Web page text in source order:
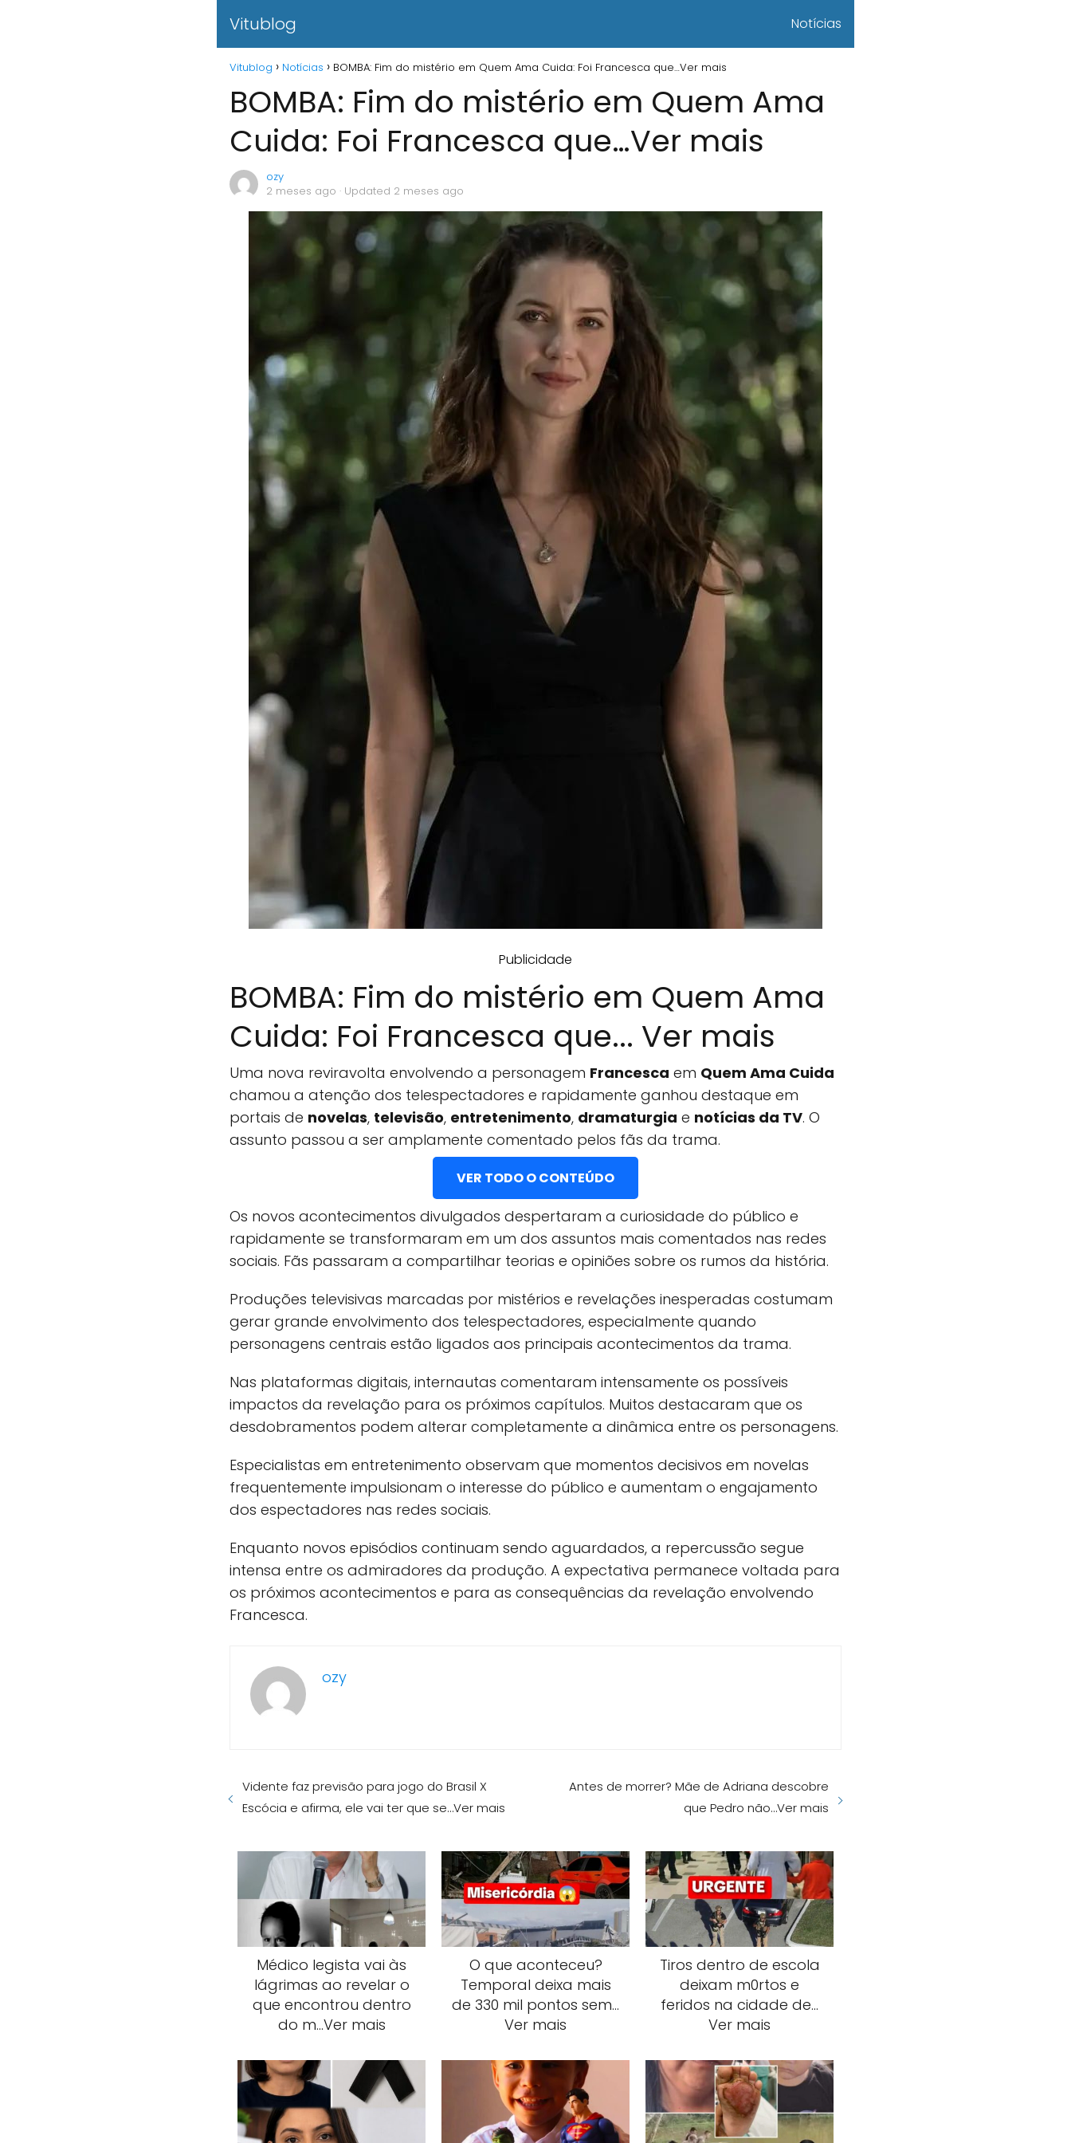
Vitublog Notícias
Vitublog Notícias BOMBA: Fim do mistério em Quem Ama Cuida: Foi Francesca que…Ver mais
BOMBA: Fim do mistério em Quem Ama
Cuida: Foi Francesca que…Ver mais
ozy
2 meses ago · Updated 2 meses ago
Publicidade
BOMBA: Fim do mistério em Quem Ama
Cuida: Foi Francesca que... Ver mais
Uma nova reviravolta envolvendo a personagem Francesca em Quem Ama Cuida
chamou a atenção dos telespectadores e rapidamente ganhou destaque em
portais de novelas, televisão, entretenimento, dramaturgia e notícias da TV. O
assunto passou a ser amplamente comentado pelos fãs da trama.
VER TODO O CONTEÚDO
Os novos acontecimentos divulgados despertaram a curiosidade do público e
rapidamente se transformaram em um dos assuntos mais comentados nas redes
sociais. Fãs passaram a compartilhar teorias e opiniões sobre os rumos da história.
Produções televisivas marcadas por mistérios e revelações inesperadas costumam
gerar grande envolvimento dos telespectadores, especialmente quando
personagens centrais estão ligados aos principais acontecimentos da trama.
Nas plataformas digitais, internautas comentaram intensamente os possíveis
impactos da revelação para os próximos capítulos. Muitos destacaram que os
desdobramentos podem alterar completamente a dinâmica entre os personagens.
Especialistas em entretenimento observam que momentos decisivos em novelas
frequentemente impulsionam o interesse do público e aumentam o engajamento
dos espectadores nas redes sociais.
Enquanto novos episódios continuam sendo aguardados, a repercussão segue
intensa entre os admiradores da produção. A expectativa permanece voltada para
os próximos acontecimentos e para as consequências da revelação envolvendo
Francesca.
ozy
Vidente faz previsão para jogo do Brasil X
Escócia e afirma, ele vai ter que se…Ver mais
Antes de morrer? Mãe de Adriana descobre
que Pedro não…Ver mais
Médico legista vai às
lágrimas ao revelar o
que encontrou dentro
do m…Ver mais
O que aconteceu?
Temporal deixa mais
de 330 mil pontos sem…
Ver mais
Tiros dentro de escola
deixam m0rtos e
feridos na cidade de…
Ver mais